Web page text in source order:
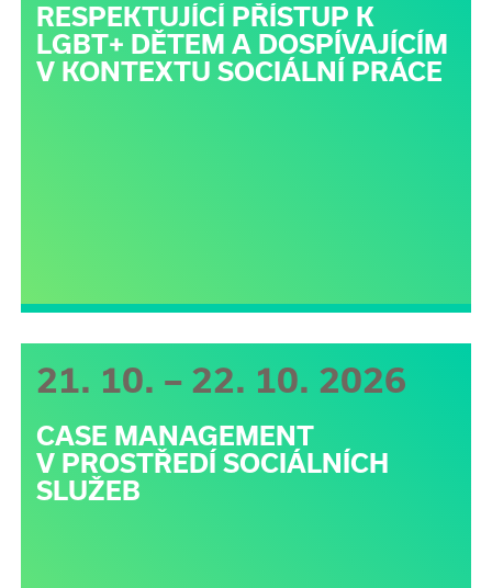
RESPEKTUJÍCÍ PŘÍSTUP K
LGBT+ DĚTEM A DOSPÍVAJÍCÍM
V KONTEXTU SOCIÁLNÍ PRÁCE
21. 10. – 22. 10. 2026
CASE MANAGEMENT
V PROSTŘEDÍ SOCIÁLNÍCH
SLUŽEB